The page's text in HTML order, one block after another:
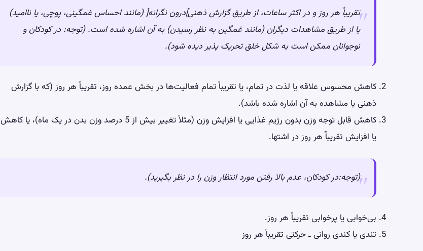
تقریباٌ هر روز و در اکثر ساعات، از طریق گزارش ذهنی]درون نگرانه[ (مانند احساس غمگینی، پوچی، یا ناامید)
یا از طریق مشاهدات دیگران (مانند غمگین به نظر رسیدن) به آن اشاره شده است. (توجه: در کودکان و
نوجوانان ممکن است به شکل خلق تحریک‌ پذیر دیده شود).
کاهش محسوس علاقه یا لذت در تمام، یا تقریباً تمام فعالیت‌ها در بخش عمده روز، تقریباً هر روز (که با گزارش
ذهنی یا مشاهده به آن اشاره شده باشد).
کاهش قابل توجه وزن بدون رژیم غذایی یا افزایش وزن (مثلاً تغییر بیش از 5 درصد وزن بدن در یک ماه)، یا کاهش
یا افزایش تقریباٌ هر روز در اشتها.
(توجه:در کودکان، عدم بالا رفتن مورد انتظار وزن را در نظر بگیرید).
بی‌خوابی یا پرخوابی تقریباً هر روز.
تندی یا کندی روانی ـ حرکتی تقریباً هر روز